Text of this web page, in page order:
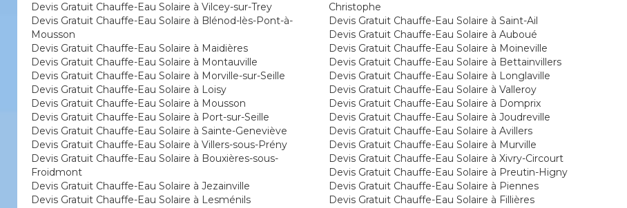
Devis Gratuit Chauffe-Eau Solaire à Vilcey-sur-Trey
Devis Gratuit Chauffe-Eau Solaire à Blénod-lès-Pont-à-
Mousson
Devis Gratuit Chauffe-Eau Solaire à Maidières
Devis Gratuit Chauffe-Eau Solaire à Montauville
Devis Gratuit Chauffe-Eau Solaire à Morville-sur-Seille
Devis Gratuit Chauffe-Eau Solaire à Loisy
Devis Gratuit Chauffe-Eau Solaire à Mousson
Devis Gratuit Chauffe-Eau Solaire à Port-sur-Seille
Devis Gratuit Chauffe-Eau Solaire à Sainte-Geneviève
Devis Gratuit Chauffe-Eau Solaire à Villers-sous-Prény
Devis Gratuit Chauffe-Eau Solaire à Bouxières-sous-
Froidmont
Devis Gratuit Chauffe-Eau Solaire à Jezainville
Devis Gratuit Chauffe-Eau Solaire à Lesménils
Christophe
Devis Gratuit Chauffe-Eau Solaire à Saint-Ail
Devis Gratuit Chauffe-Eau Solaire à Auboué
Devis Gratuit Chauffe-Eau Solaire à Moineville
Devis Gratuit Chauffe-Eau Solaire à Bettainvillers
Devis Gratuit Chauffe-Eau Solaire à Longlaville
Devis Gratuit Chauffe-Eau Solaire à Valleroy
Devis Gratuit Chauffe-Eau Solaire à Domprix
Devis Gratuit Chauffe-Eau Solaire à Joudreville
Devis Gratuit Chauffe-Eau Solaire à Avillers
Devis Gratuit Chauffe-Eau Solaire à Murville
Devis Gratuit Chauffe-Eau Solaire à Xivry-Circourt
Devis Gratuit Chauffe-Eau Solaire à Preutin-Higny
Devis Gratuit Chauffe-Eau Solaire à Piennes
Devis Gratuit Chauffe-Eau Solaire à Fillières